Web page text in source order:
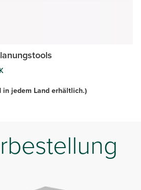
jedem Land erhältlich.)